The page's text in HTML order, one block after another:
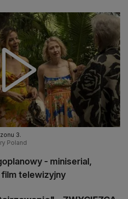
3.
Poland
- miniserial,
telewizyjny